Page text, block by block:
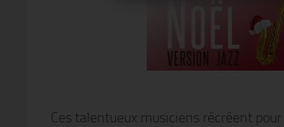
Ces talentueux musiciens récréent pour